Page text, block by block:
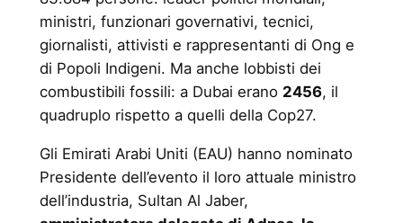
ministri, funzionari governativi, tecnici,
giornalisti, attivisti e rappresentanti di Ong e
di Popoli Indigeni. Ma anche lobbisti dei
combustibili fossili: a Dubai erano 2456, il
quadruplo rispetto a quelli della Cop27.
Gli Emirati Arabi Uniti (EAU) hanno nominato
Presidente dell’evento il loro attuale ministro
dell’industria, Sultan Al Jaber,